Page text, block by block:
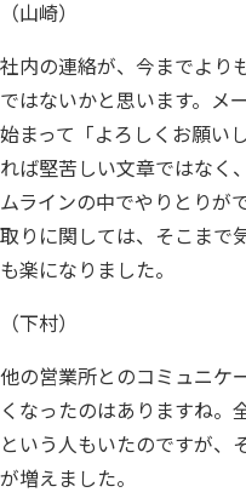
（山崎）
社内の連絡が、今までより
ではないかと思います。メ
始まって「よろしくお願い
れば堅苦しい文章ではなく
ムラインの中でやりとりが
取りに関しては、そこまで
も楽になりました。
（下村）
他の営業所とのコミュニケ
くなったのはありますね。
という人もいたのですが、
が増えました。